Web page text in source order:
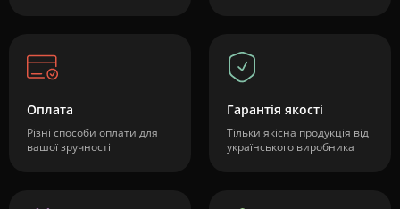
Оплата
Різні способи оплати для
вашої зручності
Гарантія якості
Тільки якісна продукція від
українського виробника